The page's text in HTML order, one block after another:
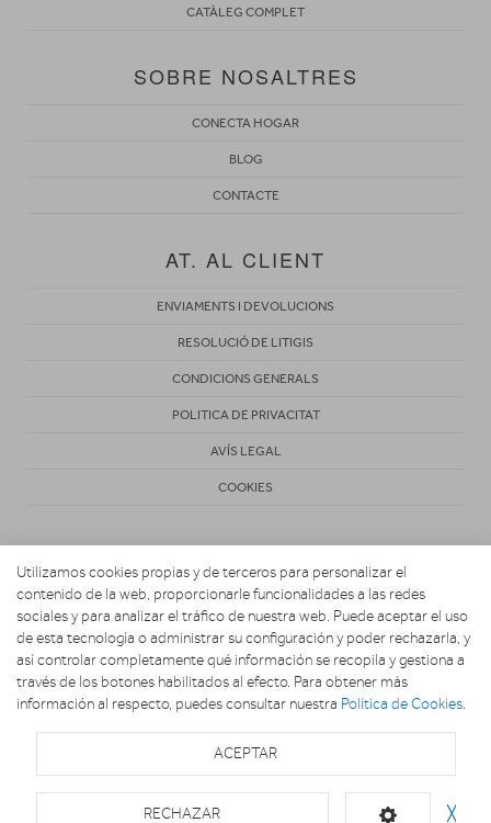
CATÀLEG COMPLET
SOBRE NOSALTRES
CONECTA HOGAR
BLOG
CONTACTE
AT. AL CLIENT
ENVIAMENTS I DEVOLUCIONS
RESOLUCIÓ DE LITIGIS
CONDICIONS GENERALS
POLITICA DE PRIVACITAT
AVÍS LEGAL
COOKIES
Copyright 2026. CONECTA HOGAR
Utilizamos cookies propias y de terceros para personalizar el
contenido de la web, proporcionarle funcionalidades a las redes
sociales y para analizar el tráfico de nuestra web. Puede aceptar el uso
de esta tecnología o administrar su configuración y poder rechazarla, y
así controlar completamente qué información se recopila y gestiona a
través de los botones habilitados al efecto. Para obtener más
información al respecto, puedes consultar nuestra Política de Cookies.
ACEPTAR
RECHAZAR ╳